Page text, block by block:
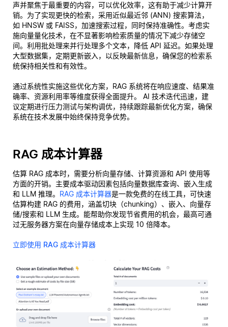
声并聚焦于最重要的内容，可以优化效率，这有助于减少计算开
销。为了实现更快的检索，采用近似最近邻 (ANN) 搜索算法，
如 HNSW 或 FAISS，加速搜索过程，同时保持准确性。考虑实
施向量量化技术，在不显著影响检索质量的情况下减少存储空
间。利用批处理来并行处理多个文本，降低 API 延迟。如果处理
大型数据集，定期更新嵌入，以反映最新信息，确保您的检索系
统保持相关性和有效性。
通过系统性实施这些优化方案，RAG 系统将在响应速度、结果准
确率、资源利用率等维度获得全面提升。 AI 技术迭代迅速，建
议定期进行压力测试与架构调优，持续跟踪最新优化方案，确保
系统在技术发展中始终保持竞争优势。
RAG 成本计算器
估算 RAG 成本时，需要分析向量存储、计算资源和 API 使用等
方面的开销。主要成本驱动因素包括向量数据库查询、嵌入生成
和 LLM 推理。 RAG 成本计算器是一款免费的在线工具，可快速
估算构建 RAG 的费用，涵盖切块（chunking）、嵌入、向量存
储/搜索和 LLM 生成。能帮助你发现节省费用的机会，最高可通
过无服务器方案在向量存储成本上实现 10 倍降本。
立即使用 RAG 成本计算器